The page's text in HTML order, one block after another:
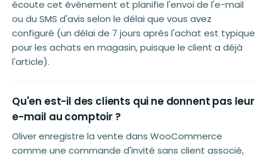
écoute cet événement et planifie l'envoi de l'e-mail
ou du SMS d'avis selon le délai que vous avez
configuré (un délai de 7 jours après l'achat est typique
pour les achats en magasin, puisque le client a déjà
l'article).
Qu'en est-il des clients qui ne donnent pas leur
e-mail au comptoir ?
Oliver enregistre la vente dans WooCommerce
comme une commande d'invité sans client associé,